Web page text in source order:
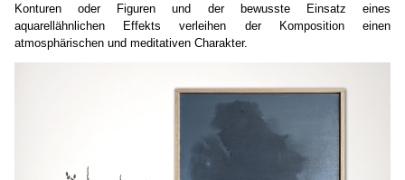
Konturen oder Figuren und der bewusste Einsatz eines
aquarellähnlichen Effekts verleihen der Komposition einen
atmosphärischen und meditativen Charakter.